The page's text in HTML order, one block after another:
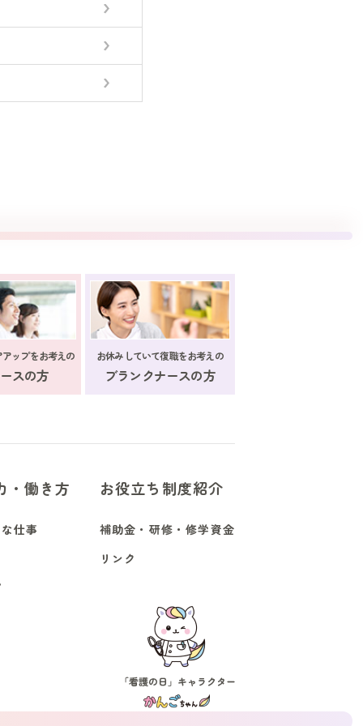
ップをお考えの
スの方
お休みしていて復職をお考えの
ブランクナースの方
・働き方
仕事
お役立ち制度紹介
補助金・研修・修学資金
リンク